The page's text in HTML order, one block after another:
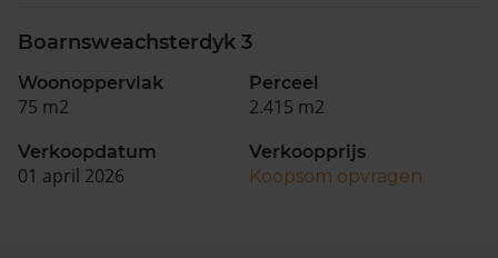
Boarnsweachsterdyk 3
Woonoppervlak
75 m2
Perceel
2.415 m2
Verkoopdatum
01 april 2026
Verkoopprijs
Koopsom opvragen